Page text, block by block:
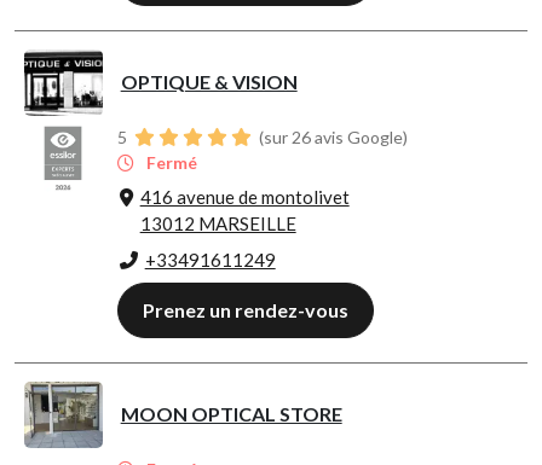
OPTIQUE & VISION
5
(sur 26 avis Google)
Fermé
416 avenue de montolivet
13012 MARSEILLE
+33491611249
Prenez un rendez-vous
MOON OPTICAL STORE